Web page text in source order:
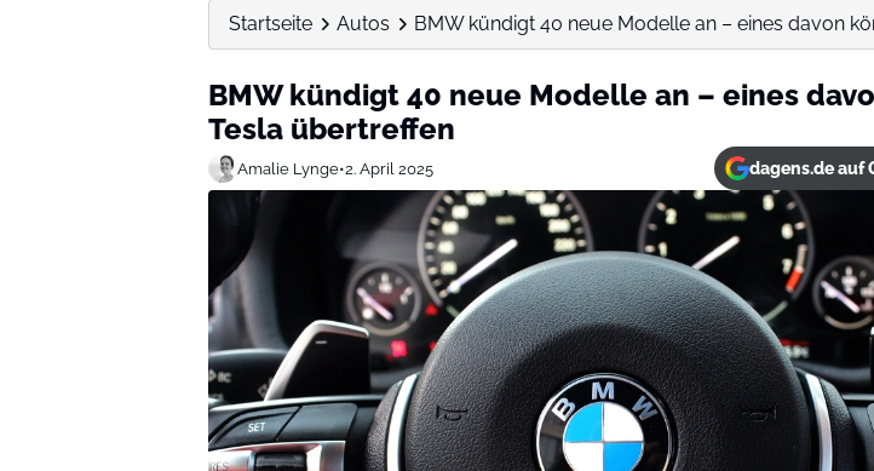
Startseite Autos BMW kündigt 40 neue Modelle an – eines davon
BMW kündigt 40 neue Modelle an – eines
Tesla übertreffen
Amalie Lynge•2. April 2025 dagens.de auf